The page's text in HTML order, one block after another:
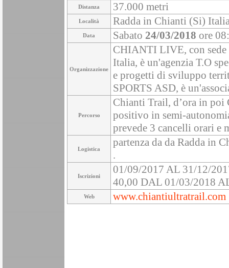
Distanza 37.000 metri
Località Radda in Chianti (Si)
Data Sabato 24/03/2018 ore
Organizzazione
CHIANTI LIVE, con
Italia, è un'agenzia T.O
e progetti di sviluppo
SPORTS ASD, è
Percorso
Chianti Trail, d’ora in
positivo in semi-
prevede 3 cancelli orari e
Logistica
partenza da da Radda in
.
Iscrizioni
01/09/2017 AL 31/12/
40,00 DAL 01/03/2018
Web www.chiantiultratrail.com